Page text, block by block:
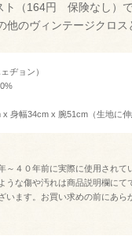
ト（164円 保険なし）
他のヴィンテージクロ
ヂョン）
幅34cm x 腕51cm（生地に伸
～４０年前に実際に使用され
うな傷や汚れは商品説明欄に
います。お買い求めの前にあら